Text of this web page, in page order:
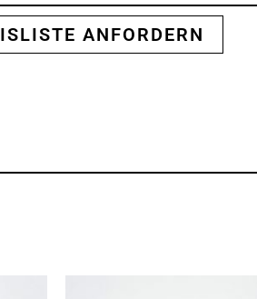
ANFORDERN